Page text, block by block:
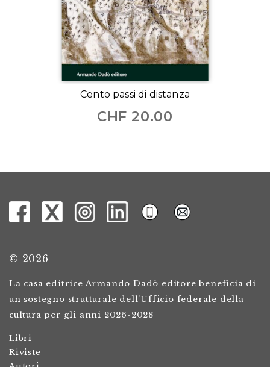
Cento passi di distanza
CHF 20.00
© 2026
La casa editrice Armando Dadò editore beneficia di
un sostegno strutturale dell’Ufficio federale della
cultura per gli anni 2026-2028
Libri
Riviste